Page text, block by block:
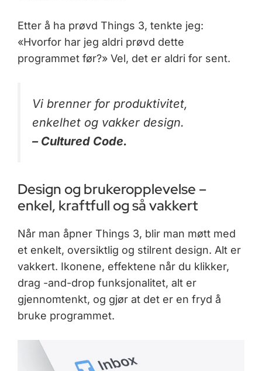
Etter å ha prøvd Things 3, tenkte jeg:
«Hvorfor har jeg aldri prøvd dette
programmet før?» Vel, det er aldri for sent.
Vi brenner for produktivitet,
enkelhet og vakker design.
– Cultured Code.
Design og brukeropplevelse –
enkel, kraftfull og så vakkert
Når man åpner Things 3, blir man møtt med
et enkelt, oversiktlig og stilrent design. Alt er
vakkert. Ikonene, effektene når du klikker,
drag -and-drop funksjonalitet, alt er
gjennomtenkt, og gjør at det er en fryd å
bruke programmet.